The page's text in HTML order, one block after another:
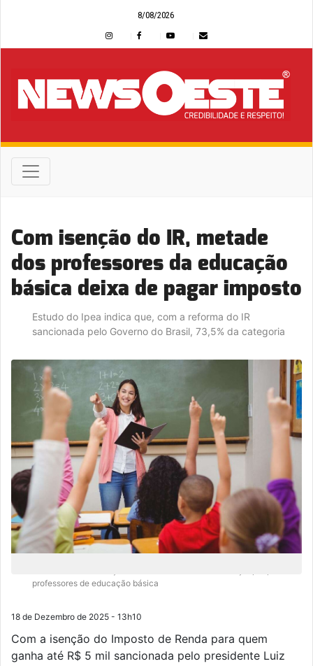
8/08/2026
Com isenção do IR, metade
dos professores da educação
básica deixa de pagar imposto
Estudo do Ipea indica que, com a reforma do IR
sancionada pelo Governo do Brasil, 73,5% da categoria
professores de educação básica
18 de Dezembro de 2025 - 13h10
Com a isenção do Imposto de Renda para quem
ganha até R$ 5 mil sancionada pelo presidente Luiz